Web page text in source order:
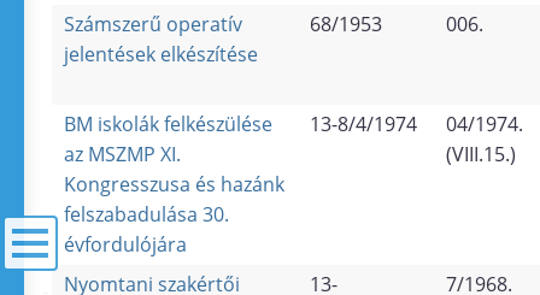
Számszerű operatív
jelentések elkészítése
68/1953 006.
BM iskolák felkészülése
az MSZMP XI.
Kongresszusa és hazánk
felszabadulása 30.
évfordulójára
13-8/4/1974
04/1974.
(VIII.15.)
Nyomtani szakértői
13-
7/1968.